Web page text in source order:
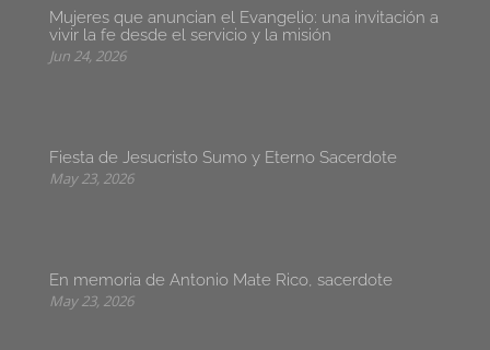
Mujeres que anuncian el Evangelio: una invitación a
vivir la fe desde el servicio y la misión
Jun 24, 2026
Fiesta de Jesucristo Sumo y Eterno Sacerdote
May 23, 2026
En memoria de Antonio Mate Rico, sacerdote
May 23, 2026